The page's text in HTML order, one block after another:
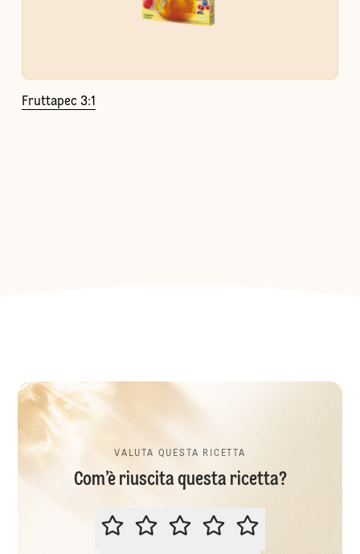
Fruttapec 3:1
VALUTA QUESTA RICETTA
Com’è riuscita questa ricetta?
VALUTA QUESTA RICETTA